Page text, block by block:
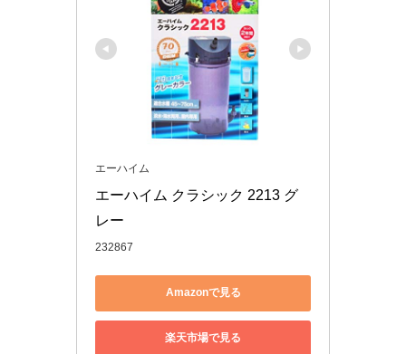
エーハイム
エーハイム クラシック 2213 グ
レー
232867
Amazonで見る
楽天市場で見る